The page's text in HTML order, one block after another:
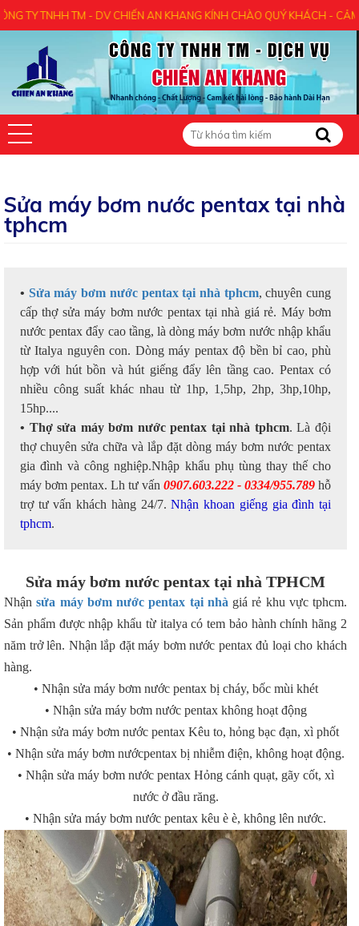
TM - DV CHIẾN AN KHANG KÍNH CHÀO QUÝ KHÁCH - CẢM ƠN QUÝ
Sửa máy bơm nước pentax tại nhà
tphcm
• Sửa máy bơm nước pentax tại nhà tphcm, chuyên cung
cấp thợ sửa máy bơm nước pentax tại nhà giá rẻ. Máy bơm
nước pentax đẩy cao tầng, là dòng máy bơm nước nhập khẩu
từ Italya nguyên con. Dòng máy pentax độ bền bỉ cao, phù
hợp với hút bồn và hút giếng đẩy lên tầng cao. Pentax có
nhiều công suất khác nhau từ 1hp, 1,5hp, 2hp, 3hp,10hp,
15hp....
• Thợ sửa máy bơm nước pentax tại nhà tphcm. Là đội
thợ chuyên sửa chữa và lắp đặt dòng máy bơm nước pentax
gia đình và công nghiệp.Nhập khẩu phụ tùng thay thế cho
máy bơm pentax. Lh tư vấn 0907.603.222 - 0334/955.789 hỗ
trợ tư vấn khách hàng 24/7. Nhận khoan giếng gia đình tại
tphcm.
Sửa máy bơm nước pentax tại nhà TPHCM
Nhậnsửa máy bơm nước pentax tại nhà giá rẻ khu vực tphcm.
Sản phẩm được nhập khẩu từ italya có tem bảo hành chính hãng 2
năm trở lên. Nhận lắp đặt máy bơm nước pentax đủ loại cho khách
hàng.
• Nhận sửa máy bơm nước pentax bị cháy, bốc mùi khét
• Nhận sửa máy bơm nước pentaxkhông hoạt động
• Nhận sửa máy bơm nước pentax Kêu to, hỏng bạc đạn, xì phốt
• Nhận sửa máy bơm nướcpentaxbị nhiễm điện, không hoạt động.
• Nhận sửa máy bơm nước pentaxHỏng cánh quạt, gãy cốt, xì
nước ở đầu răng.
• Nhận sửa máy bơm nước pentax kêu è è, không lên nước.